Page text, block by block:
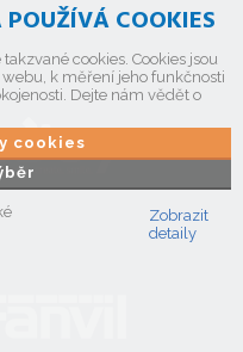
COOKIES
cookies. Cookies jsou
k měření jeho funkčnosti
Dejte nám vědět o
cookies
Zobrazit
detaily